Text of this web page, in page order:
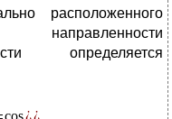
расположенного
направленности
определяется